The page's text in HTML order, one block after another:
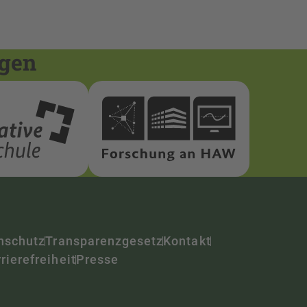
TransparenzgesetzKontakt
Presse